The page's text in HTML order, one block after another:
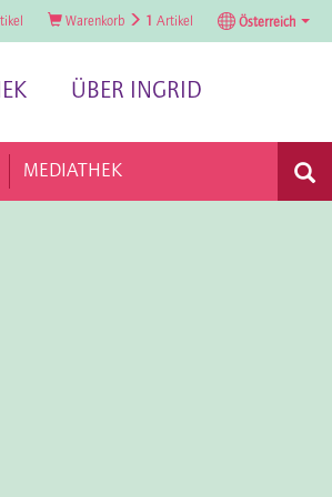
Warenkorb 1 Artikel Österreich
ÜBER INGRID
MEDIATHEK